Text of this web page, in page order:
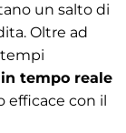
un salto di
Oltre ad
tempi
tempo reale
efficace con il